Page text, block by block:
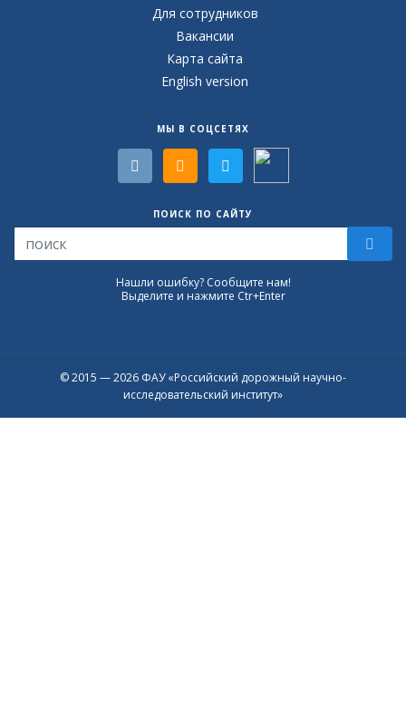
Для сотрудников
Вакансии
Карта сайта
English version
МЫ В СОЦСЕТЯХ
ПОИСК ПО САЙТУ
Нашли ошибку? Сообщите нам!
Выделите и нажмите Ctr+Enter
© 2015 — 2026 ФАУ «Российский дорожный научно-
исследовательский институт»